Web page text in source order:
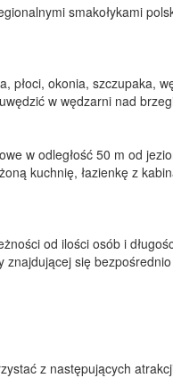
smakołykami
płoci, okonia, szczupaka,
w wędzarni nad
w odległość 50 m od
kuchnię, łazienkę z
od ilości osób i
się
z następujących